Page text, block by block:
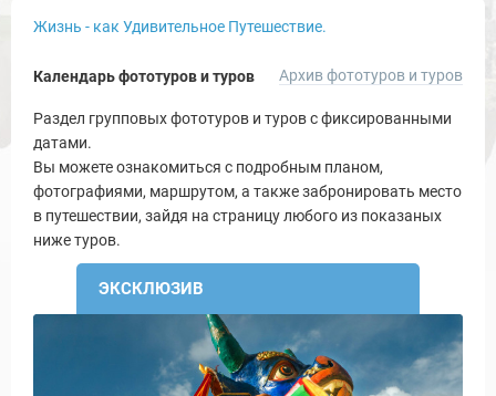
Жизнь - как Удивительное Путешествие.
Календарь фототуров и туров Архив фототуров и туров
Раздел групповых фототуров и туров с фиксированными
датами.
Вы можете ознакомиться с подробным планом,
фотографиями, маршрутом, а также забронировать место
в путешествии, зайдя на страницу любого из показаных
ниже туров.
ЭКСКЛЮЗИВ